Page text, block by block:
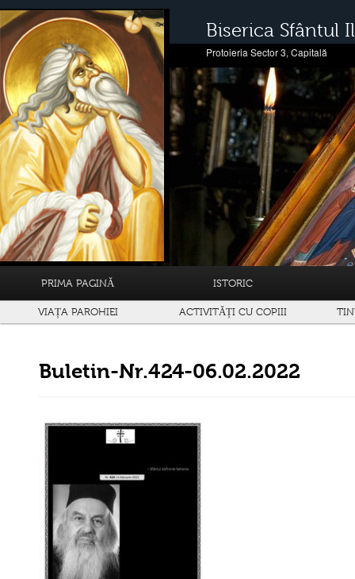
Biserica Sfântul
Protoieria Sector 3, Capitală
PRIMA PAGINĂ ISTORIC
VIAȚA PAROHIEI ACTIVITĂȚI CU COPIII
Buletin-Nr.424-06.02.2022